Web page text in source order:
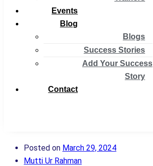
Events
Blog
Blogs
Success Stories
Add Your Success
Story
Contact
Posted on March 29, 2024
Mutti Ur Rahman